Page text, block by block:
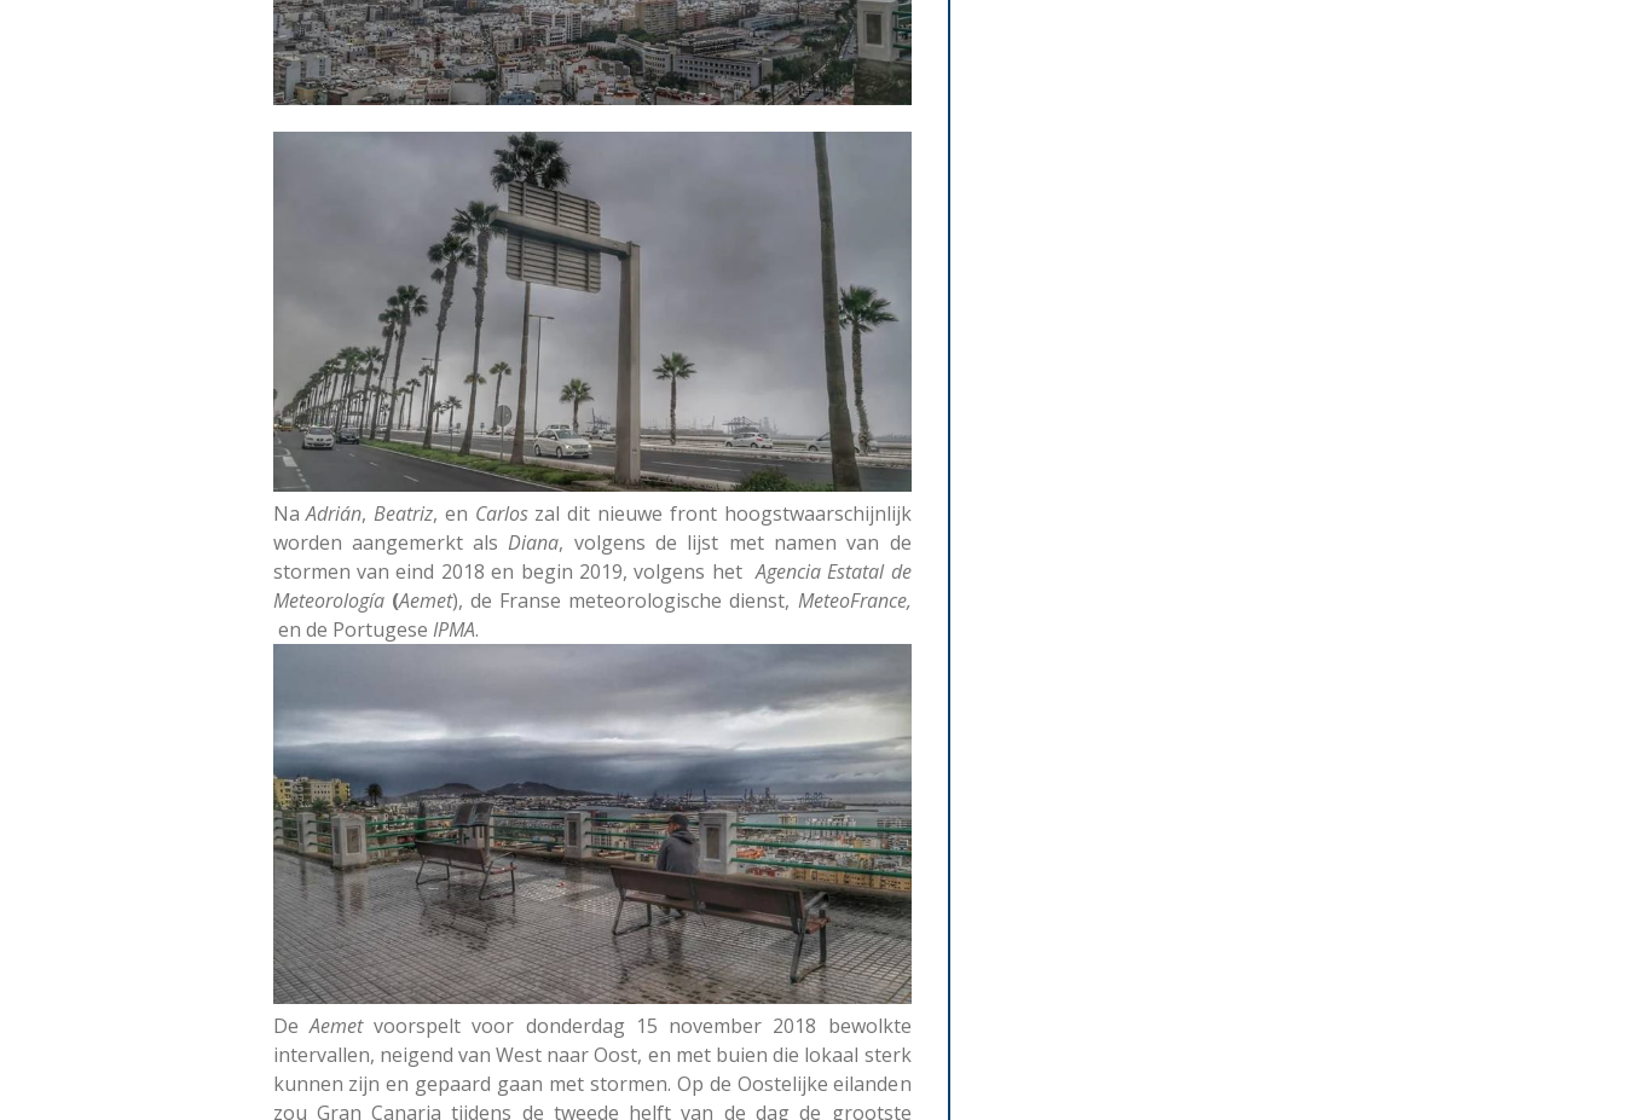
NaAdrián,Beatriz, en Carloszal dit nieuwe front hoogstwaarschijnlijk
worden aangemerkt alsDiana, volgens de lijst met namen van de
stormen van eind 2018 en begin 2019, volgens hetAgencia Estatal de
Meteorología(Aemet), de Franse meteorologische dienst, MeteoFrance,
en de Portugese IPMA.
DeAemetvoorspelt voor donderdag 15 november 2018 bewolkte
intervallen, neigend van West naar Oost, en met buien die lokaal sterk
kunnen zijn en gepaard gaan met stormen. Op de Oostelijke eilanden
zou Gran Canaria tijdens de tweede helft van de dag de grootste